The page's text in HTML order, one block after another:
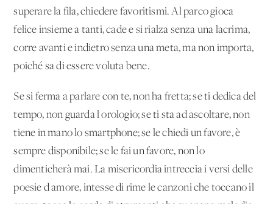
superare la fila, chiedere favoritismi. Al parco gioca
felice insieme a tanti, cade e si rialza senza una lacrima,
corre avanti e indietro senza una meta, ma non importa,
poiché sa di essere voluta bene.
Se si ferma a parlare con te, non ha fretta; se ti dedica del
tempo, non guarda l'orologio; se ti sta ad ascoltare, non
tiene in mano lo smartphone; se le chiedi un favore, è
sempre disponibile; se le fai un favore, non lo
dimenticherà mai. La misericordia intreccia i versi delle
poesie d'amore, intesse di rime le canzoni che toccano il